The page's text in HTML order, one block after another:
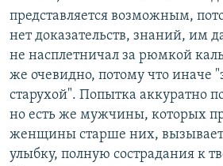
представляется возможным,
нет доказательств, знаний, им
не насплетничал за рюмкой
же очевидно, потому что иначе
старухой". Попытка аккуратно
но есть же мужчины, которых
женщины старше них, вызывает
улыбку, полную сострадания к